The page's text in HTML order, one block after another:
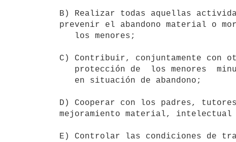
B) Realizar todas aquellas
prevenir el abandono material o
C) Contribuir, conjuntamente con
D) Cooperar con los padres,
mejoramiento material, intelectual
E) Controlar las condiciones de